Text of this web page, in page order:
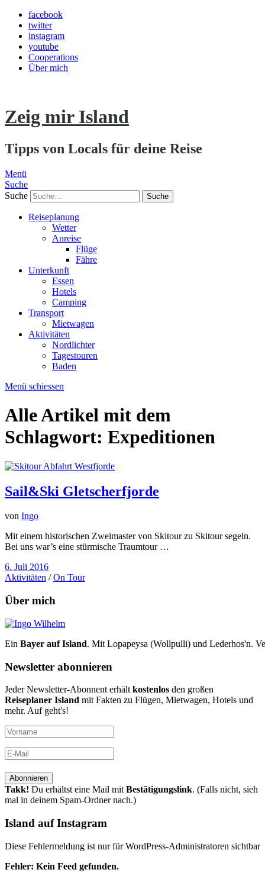
facebook
twitter
instagram
youtube
Cooperations
Über mich
Zeig mir Island
Tipps von Locals für deine Reise
Menü
Suche
Suche
Reiseplanung
Wetter
Anreise
Flüge
Fähre
Unterkunft
Essen
Hotels
Camping
Transport
Mietwagen
Aktivitäten
Nordlichter
Tagestouren
Baden
Menü schiessen
Alle Artikel mit dem
Schlagwort: Expeditionen
Sail&Ski Gletscherfjorde
von Ingo
Mit einem historischen Zweimaster von Skitour zu Skitour segeln.
Bei uns war’s eine stürmische Traumtour …
6. Juli 2016
Aktivitäten /On Tour
Über mich
Ein Bayer auf Island. Mit Lopapeysa (Wollpulli) und Lederhos'n.
Newsletter abonnieren
Jeder Newsletter-Abonnent erhält kostenlos den großen
Reiseplaner Island mit Fakten zu Flügen, Mietwagen, Hotels und
mehr. Auf geht's!
Takk! Du erhältst eine Mail mit Bestätigungslink. (Falls nicht, sieh
mal in deinem Spam-Ordner nach.)
Island auf Instagram
Diese Fehlermeldung ist nur für WordPress-Administratoren sichtbar
Fehler: Kein Feed gefunden.